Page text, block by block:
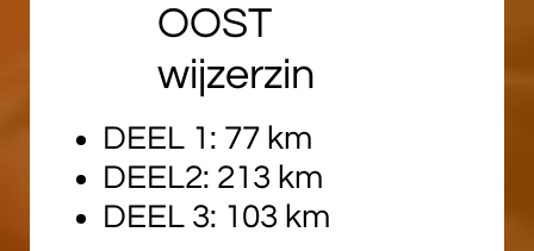
OOST
wijzerzin
DEEL 1: 77 km
DEEL2: 213 km
DEEL 3: 103 km